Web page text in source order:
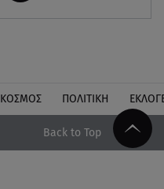
ΚΟΣΜΟΣ ΠΟΛΙΤΙΚΗ
Back to Top